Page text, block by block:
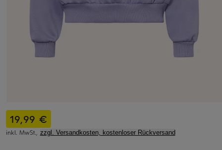
19,99 €
inkl. MwSt., zzgl. Versandkosten, kostenloser Rückversand